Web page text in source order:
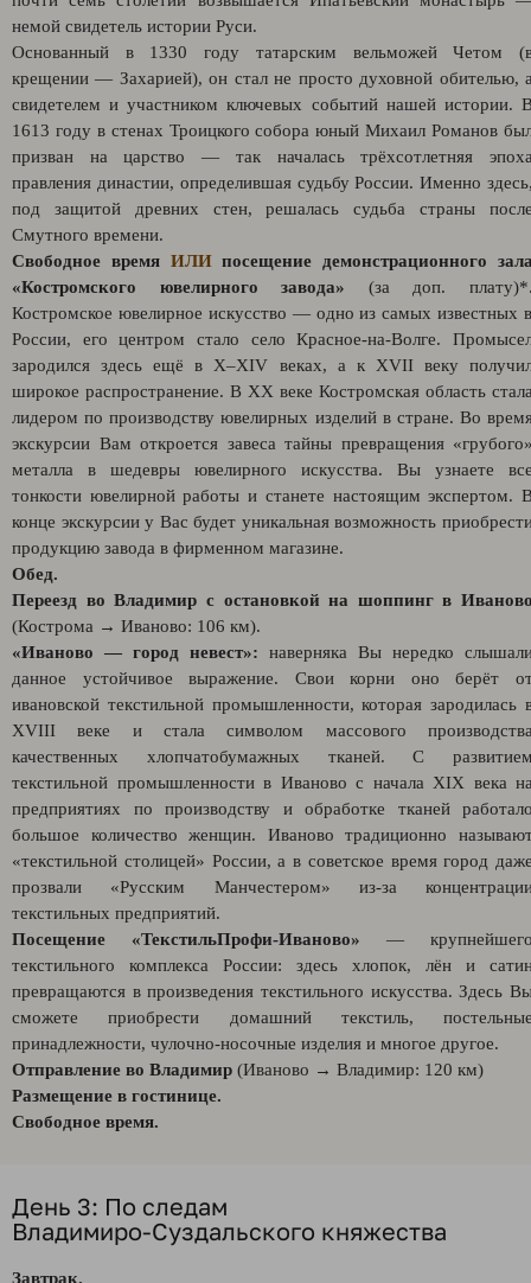
немой свидетель истории Руси.
Основанный в 1330 году татарским вельможей Четом
крещении — Захарией), он стал не просто духовной обителью,
свидетелем и участником ключевых событий нашей истории.
1613 году в стенах Троицкого собора юный Михаил Романов
призван на царство — так началась трёхсотлетняя
правления династии, определившая судьбу России. Именно
под защитой древних стен, решалась судьба страны
Смутного времени.
Свободное время ИЛИпосещение демонстрационного
«Костромского ювелирного завода» (за доп.
Костромское ювелирное искусство — одно из самых известных
России, его центром стало село Красное-на-Волге.
зародился здесь ещё в X–XIV веках, а к XVII веку
широкое распространение. В XX веке Костромская область
лидером по производству ювелирных изделий в стране. Во
экскурсии Вам откроется завеса тайны превращения
металла в шедевры ювелирного искусства. Вы узнаете
тонкости ювелирной работы и станете настоящим экспертом.
конце экскурсии у Вас будет уникальная возможность
продукцию завода в фирменном магазине.
Обед.
Переезд во Владимир с остановкой на шоппинг в
(Кострома → Иваново: 106 км).
«Иваново — город невест»: наверняка Вы нередко
данное устойчивое выражение. Свои корни оно берёт
ивановской текстильной промышленности, которая зародилась
XVIII веке и стала символом массового
качественных хлопчатобумажных тканей. С
текстильной промышленности в Иваново с начала XIX века
предприятиях по производству и обработке тканей
большое количество женщин. Иваново традиционно
«текстильной столицей» России, а в советское время город
прозвали «Русским Манчестером» из-за
текстильных предприятий.
Посещение «ТекстильПрофи‑Иваново» —
текстильного комплекса России: здесь хлопок, лён и
превращаются в произведения текстильного искусства. Здесь
сможете приобрести домашний текстиль,
принадлежности, чулочно‑носочные изделия и многое другое.
Отправление во Владимир (Иваново → Владимир: 120 км)
Размещение в гостинице.
Свободное время.
День 3: По следам
Владимиро‑Суздальского княжества
Завтрак.